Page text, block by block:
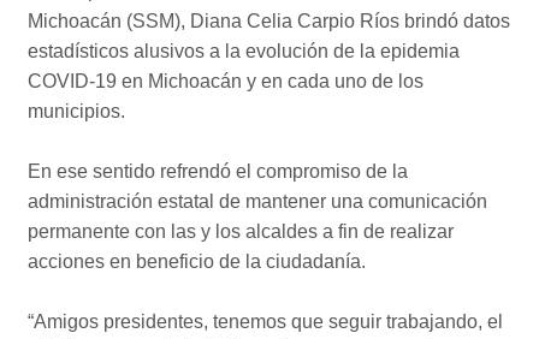
Michoacán (SSM), Diana Celia Carpio Ríos brindó datos
estadísticos alusivos a la evolución de la epidemia
COVID-19 en Michoacán y en cada uno de los
municipios.
En ese sentido refrendó el compromiso de la
administración estatal de mantener una comunicación
permanente con las y los alcaldes a fin de realizar
acciones en beneficio de la ciudadanía.
“Amigos presidentes, tenemos que seguir trabajando, el